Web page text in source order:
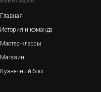
Главная
История и команда
Мастер-классы
Магазин
Кузнечный блог